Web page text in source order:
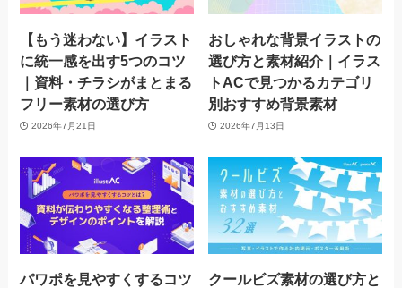
【もう迷わない】イラスト
に統一感を出す5つのコツ
｜資料・チラシがまとまる
フリー素材の選び方
2026年7月21日
おしゃれな背景イラストの
選び方と素材紹介｜イラス
トACで見つかるカテゴリ
別おすすめ背景素材
2026年7月13日
パワポを見やすくするコツ
クールビズ素材の選び方と